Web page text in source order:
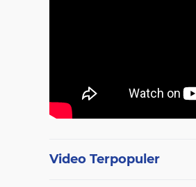
Video Terpopuler